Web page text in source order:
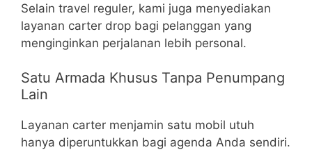
Selain travel reguler, kami juga menyediakan
layanan carter drop bagi pelanggan yang
menginginkan perjalanan lebih personal.
Satu Armada Khusus Tanpa Penumpang
Lain
Layanan carter menjamin satu mobil utuh
hanya diperuntukkan bagi agenda Anda sendiri.